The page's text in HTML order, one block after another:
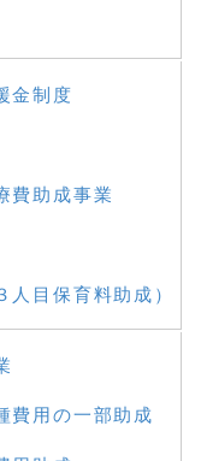
金制度
費助成事業
人目保育料助成）
費用の一部助成